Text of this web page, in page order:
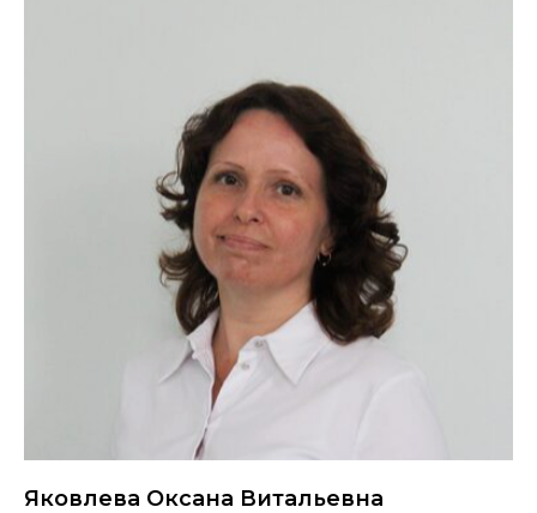
Яковлева Оксана Витальевна